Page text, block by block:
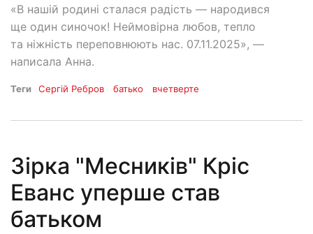
«В нашій родині сталася радість — народився
ще один синочок! Неймовірна любов, тепло
та ніжність переповнюють нас. 07.11.2025», —
написала Анна.
Теги Сергій Ребров батько вчетверте
Зірка "Месників" Кріс
Еванс уперше став
батьком